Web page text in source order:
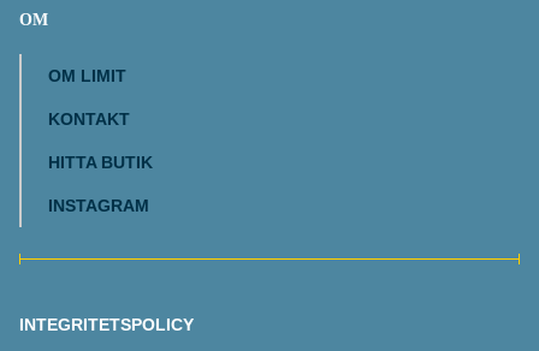
OM
OM LIMIT
KONTAKT
HITTA BUTIK
INSTAGRAM
INTEGRITETSPOLICY